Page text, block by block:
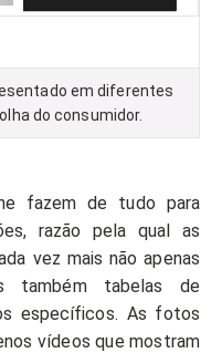
em diferentes
do consumidor.
fazem de tudo para
razão pela qual as
vez mais não apenas
também tabelas de
específicos. As fotos
vídeos que mostram